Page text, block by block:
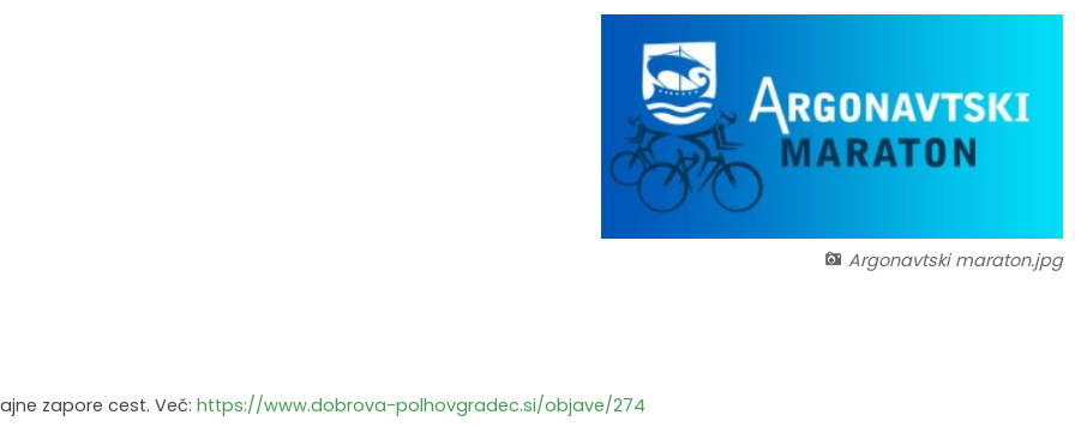
Argonavtski maraton.jpg
zapore cest. Več: https://www.dobrova-polhovgradec.si/objave/274